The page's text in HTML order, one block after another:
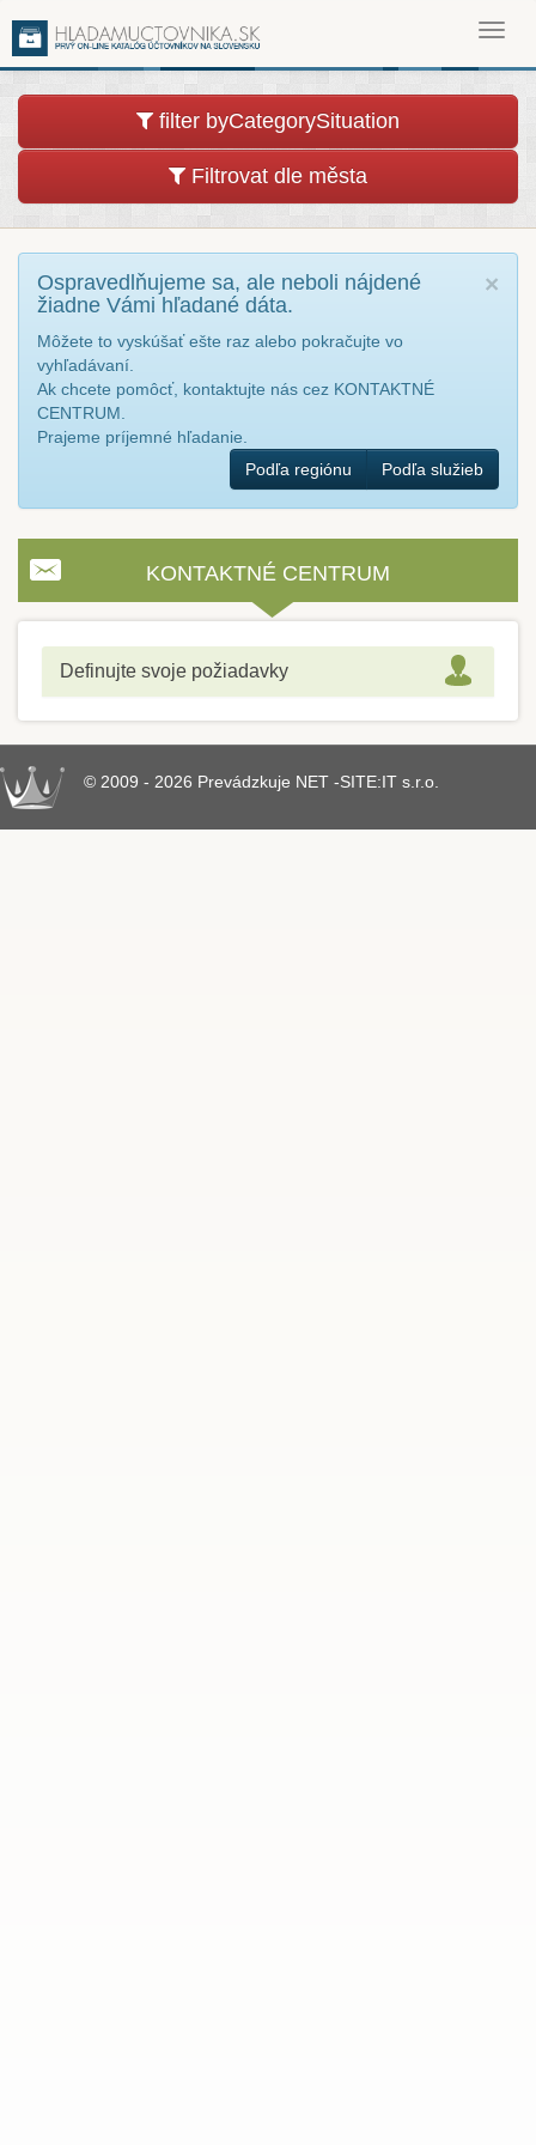
filter byCategorySituation
Filtrovat dle města
×
Ospravedlňujeme sa, ale neboli nájdené
žiadne Vámi hľadané dáta.
Môžete to vyskúšať ešte raz alebo pokračujte vo
vyhľadávaní.
Ak chcete pomôcť, kontaktujte nás cez KONTAKTNÉ
CENTRUM.
Prajeme príjemné hľadanie.
Podľa regiónu
Podľa služieb
KONTAKTNÉ CENTRUM
Definujte svoje požiadavky
© 2009 - 2026 Prevádzkuje NET -SITE:IT s.r.o.